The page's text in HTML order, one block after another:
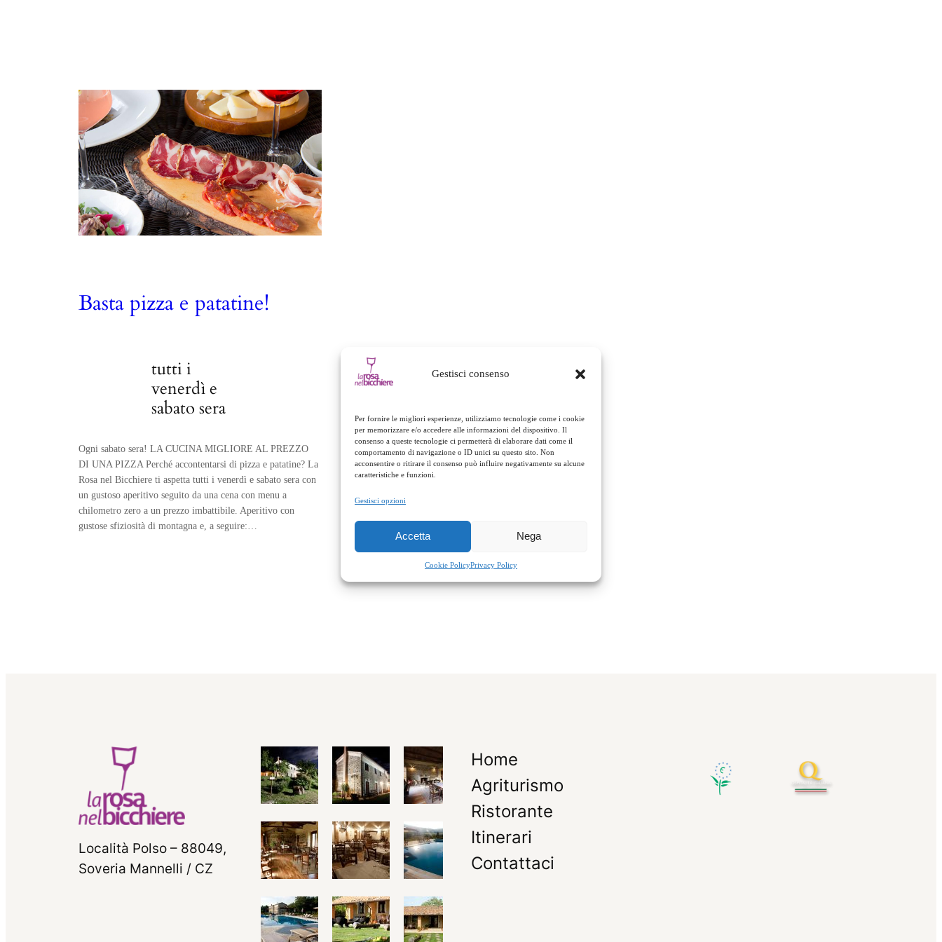
Gestisci consenso
Per fornire le migliori esperienze, utilizziamo tecnologie come i cookie
per memorizzare e/o accedere alle informazioni del dispositivo. Il
consenso a queste tecnologie ci permetterà di elaborare dati come il
comportamento di navigazione o ID unici su questo sito. Non
acconsentire o ritirare il consenso può influire negativamente su alcune
caratteristiche e funzioni.
Gestisci opzioni
Accetta Nega
Cookie PolicyPrivacy Policy
Basta pizza e patatine!
tutti i
venerdì e
sabato sera
Ogni sabato sera! LA CUCINA MIGLIORE AL PREZZO
DI UNA PIZZA Perché accontentarsi di pizza e patatine? La
Rosa nel Bicchiere ti aspetta tutti i venerdì e sabato sera con
un gustoso aperitivo seguito da una cena con menu a
chilometro zero a un prezzo imbattibile. Aperitivo con
gustose sfiziosità di montagna e, a seguire:…
Località Polso – 88049,
Soveria Mannelli / CZ
Home
Agriturismo
Ristorante
Itinerari
Contattaci